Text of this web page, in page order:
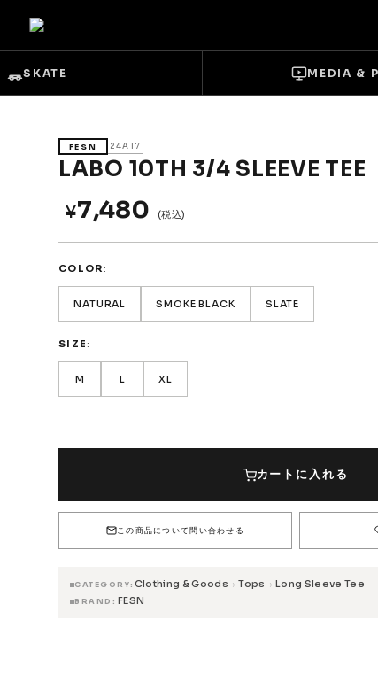
Sets & Overalls Socks
SKATE MEDIA &
FESN 24A17
LABO 10TH 3/4 SLEEVE TEE
¥7,480 (税込)
COLOR
NATURAL SMOKE BLACK SLATE
SIZE
M L XL
在庫なし
7,480円(
SMOKE BLACK
SLATE
SIZE
カートに入れる
この商品について問い合わせる
CATEGORY Clothing & Goods › Tops › Long Sleeve Tee
BRAND FESN